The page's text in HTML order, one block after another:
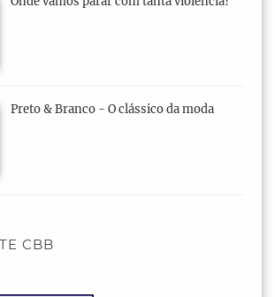
Preto & Branco - O clássico da moda
CBB